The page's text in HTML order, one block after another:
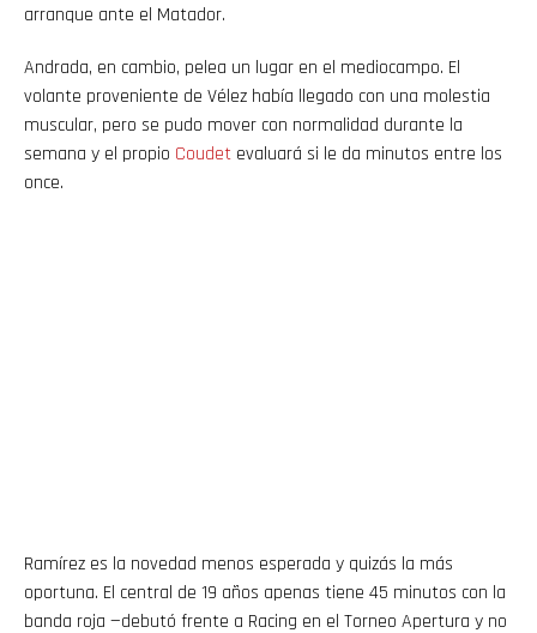
arranque ante el Matador.
Andrada, en cambio, pelea un lugar en el mediocampo. El
volante proveniente de Vélez había llegado con una molestia
muscular, pero se pudo mover con normalidad durante la
semana y el propio Coudet evaluará si le da minutos entre los
once.
Ramírez es la novedad menos esperada y quizás la más
oportuna. El central de 19 años apenas tiene 45 minutos con la
banda roja —debutó frente a Racing en el Torneo Apertura y no